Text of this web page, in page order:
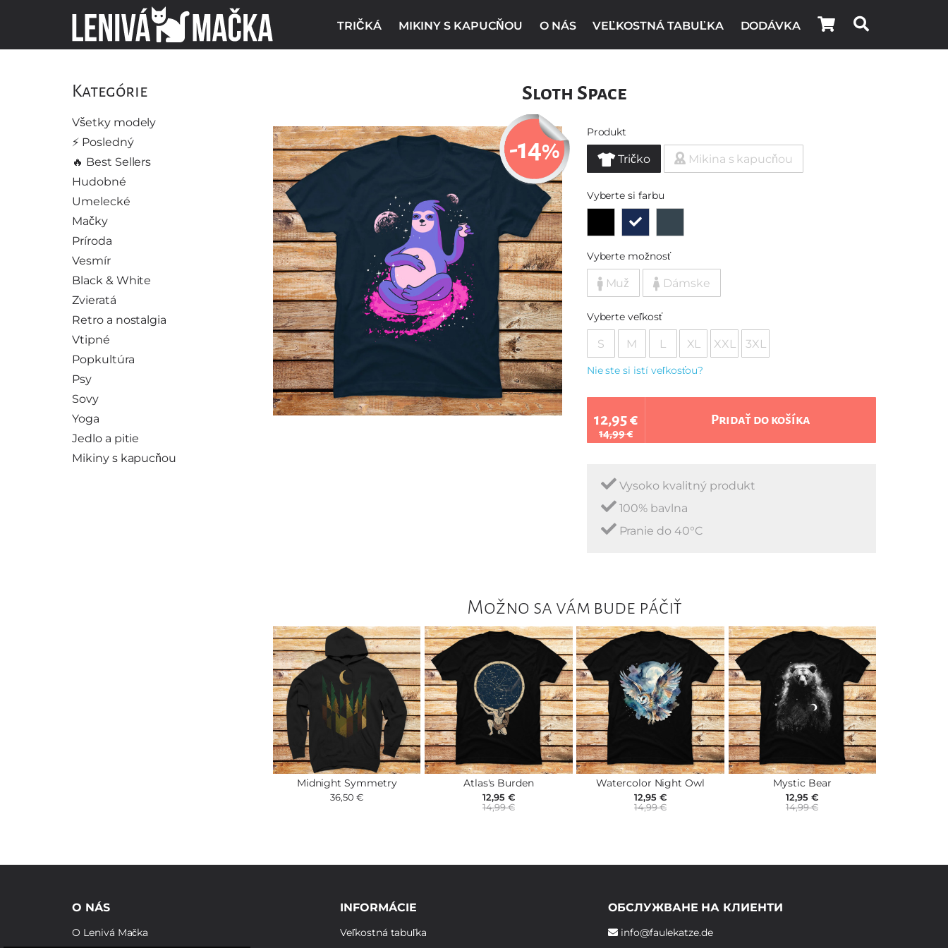
TRIČKÁ MIKINY S KAPUCŇOU O NÁS VEĽKOSTNÁ TABUĽKA DODÁVKA
Kategórie
Všetky modely
⚡️ Posledný
🔥 Best Sellers
Hudobné
Umelecké
Mačky
Príroda
Vesmír
Black & White
Zvieratá
Retro a nostalgia
Vtipné
Popkultúra
Psy
Sovy
Yoga
Jedlo a pitie
Mikiny s kapucňou
Sloth Space
-14%
Produkt
Tričko Mikina s kapucňou
Vyberte si farbu
Vyberte možnosť
Muž Dámske
Vyberte veľkosť
S M L XL XXL 3XL
Nie ste si istí veľkosťou?
12,95 €
14,99 €
Pridať do košíka
Vysoko kvalitný produkt
100% bavlna
Pranie do 40°C
Možno sa vám bude páčiť
Midnight Symmetry
36,50 €
Atlas's Burden
12,95 €
14,99 €
Watercolor Night Owl
12,95 €
14,99 €
Mystic Bear
12,95 €
14,99 €
O NÁS
O Lenivá Mačka
INFORMÁCIE
Veľkostná tabuľka
ОБСЛУЖВАНЕ НА КЛИЕНТИ
info@faulekatze.de